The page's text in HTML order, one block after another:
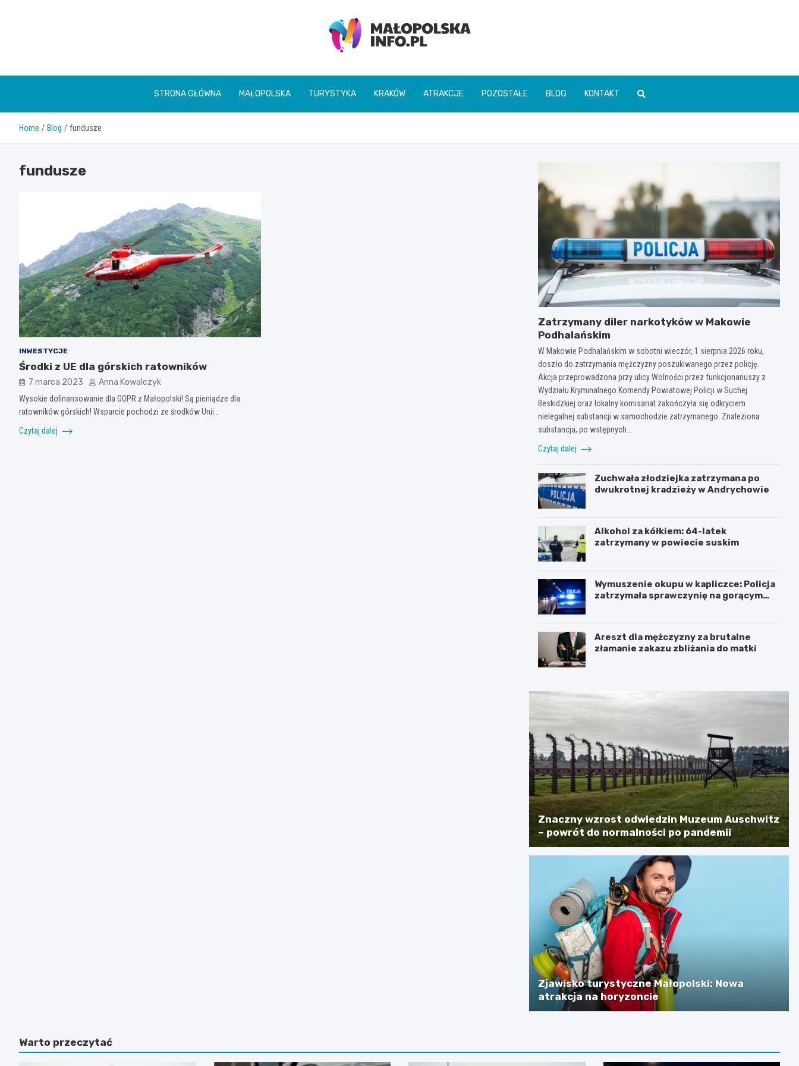
Małopolska Info
STRONA GŁÓWNA MAŁOPOLSKA TURYSTYKA KRAKÓW ATRAKCJE POZOSTAŁE BLOG KONTAKT
Home Blog fundusze
fundusze
INWESTYCJE
Środki z UE dla górskich ratowników
7 marca 2023 Anna Kowalczyk
Wysokie dofinansowanie dla GOPR z Małopolski! Są pieniądze dla
ratowników górskich! Wsparcie pochodzi ze środków Unii…
Czytaj dalej
Zatrzymany diler narkotyków w Makowie
Podhalańskim
W Makowie Podhalańskim w sobotni wieczór, 1 sierpnia 2026 roku,
doszło do zatrzymania mężczyzny poszukiwanego przez policję.
Akcja przeprowadzona przy ulicy Wolności przez funkcjonariuszy z
Wydziału Kryminalnego Komendy Powiatowej Policji w Suchej
Beskidzkiej oraz lokalny komisariat zakończyła się odkryciem
nielegalnej substancji w samochodzie zatrzymanego. Znaleziona
substancja, po wstępnych…
Czytaj dalej
Zuchwała złodziejka zatrzymana po
dwukrotnej kradzieży w Andrychowie
Alkohol za kółkiem: 64-latek
zatrzymany w powiecie suskim
Wymuszenie okupu w kapliczce: Policja
zatrzymała sprawczynię na gorącym
Areszt dla mężczyzny za brutalne
złamanie zakazu zbliżania do matki
Znaczny wzrost odwiedzin Muzeum Auschwitz
– powrót do normalności po pandemii
Zjawisko turystyczne Małopolski: Nowa
atrakcja na horyzoncie
Warto przeczytać